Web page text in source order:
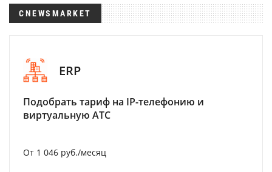
CNEWSMARKET
ERP
Подобрать тариф на IP-телефонию и
виртуальную АТС
От 1 046 руб./месяц